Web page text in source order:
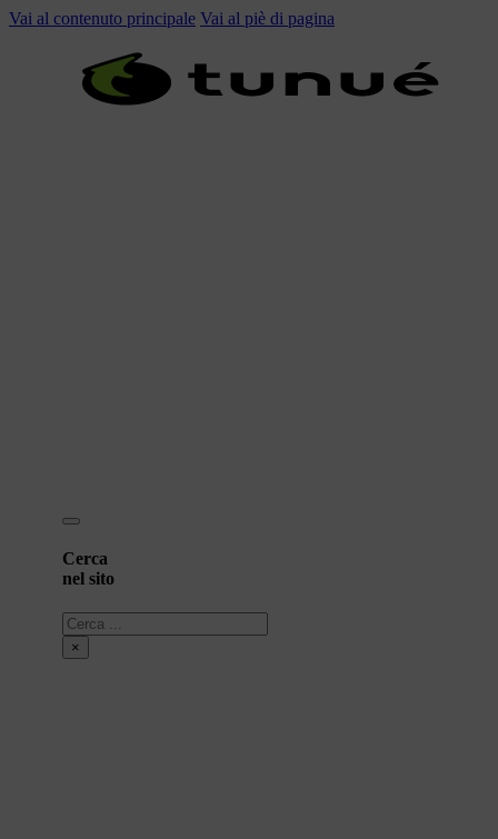
Vai al contenuto principale Vai al piè di pagina
Cerca
nel sito
Cerca
×